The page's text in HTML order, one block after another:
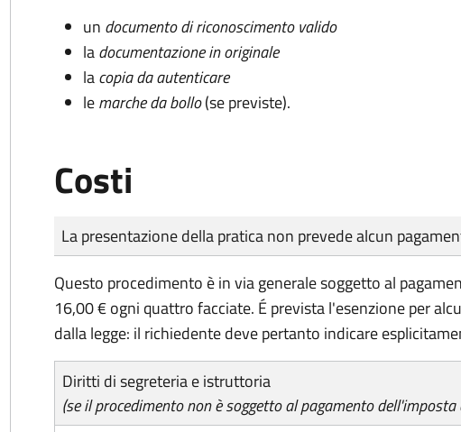
un documento di riconoscimento valido
ladocumentazione in originale
lacopia da autenticare
lemarche da bollo(se previste).
Costi
Tipo di pagamento
Importo
La presentazione della pratica non prevede alcun
Questo procedimento è in via generale soggetto al
16,00 € ogni quattro facciate. É prevista l'esenzione per
dalla legge: il richiedente deve pertanto indicare
Diritti di segreteria e istruttoria
(se il procedimento non è soggetto al pagamento dell'imposta